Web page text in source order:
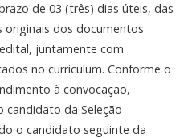
de 03 (três) dias úteis, das
originais dos documentos
juntamente com
no curriculum. Conforme o
à convocação,
candidato da Seleção
o candidato seguinte da